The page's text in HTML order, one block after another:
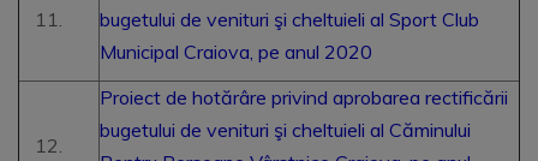
bugetului de venituri şi cheltuieli al Sport Club
Municipal Craiova, pe anul 2020
Proiect de hotărâre privind aprobarea rectificării
bugetului de venituri şi cheltuieli al Căminului